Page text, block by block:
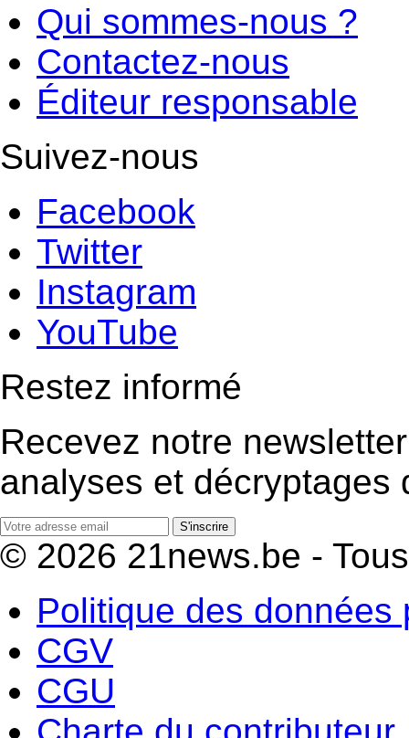
Qui sommes-nous ?
Contactez-nous
Éditeur responsable
Suivez-nous
Facebook
Twitter
Instagram
YouTube
Restez informé
Recevez notre
analyses et décryptages
S'inscrire
© 2026 21news.be -
Politique des données
CGV
CGU